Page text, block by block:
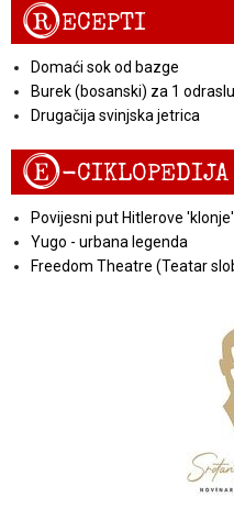
RECEPTI
Domaći sok od bazge
Burek (bosanski) za 1
Drugačija svinjska jetrica
E-CIKLOPEDIJA
Povijesni put Hitlerove 'klonje'
Yugo - urbana legenda
Freedom Theatre (Teatar